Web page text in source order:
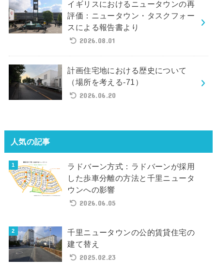
イギリスにおけるニュータウンの再
評価：ニュータウン・タスクフォー
スによる報告書より
2026.08.01
計画住宅地における歴史について
（場所を考える-71）
2026.06.20
人気の記事
ラドバーン方式：ラドバーンが採用
した歩車分離の方法と千里ニュータ
ウンへの影響
2026.06.05
千里ニュータウンの公的賃貸住宅の
建て替え
2025.02.23